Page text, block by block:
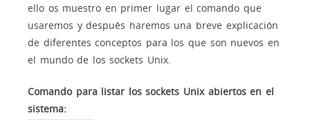
ello os muestro en primer lugar el comando que
usaremos y después haremos una breve explicación
de diferentes conceptos para los que son nuevos en
el mundo de los sockets Unix.
Comando para listar los sockets Unix abiertos en el
sistema: